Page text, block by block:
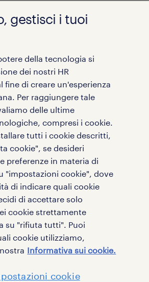
gestisci i tuoi
della tecnologia si
dei nostri HR
fine di creare un'esperienza
Per raggiungere tale
delle ultime
compresi i cookie.
tutti i cookie descritti,
cookie", se desideri
preferenze in materia di
"impostazioni cookie", dove
di indicare quali cookie
di accettare solo
cookie strettamente
su "rifiuta tutti". Puoi
cookie utilizziamo,
Informativa sui cookie.
cookie